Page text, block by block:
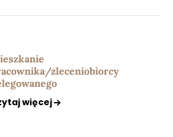
zleceniobiorcy
więcej